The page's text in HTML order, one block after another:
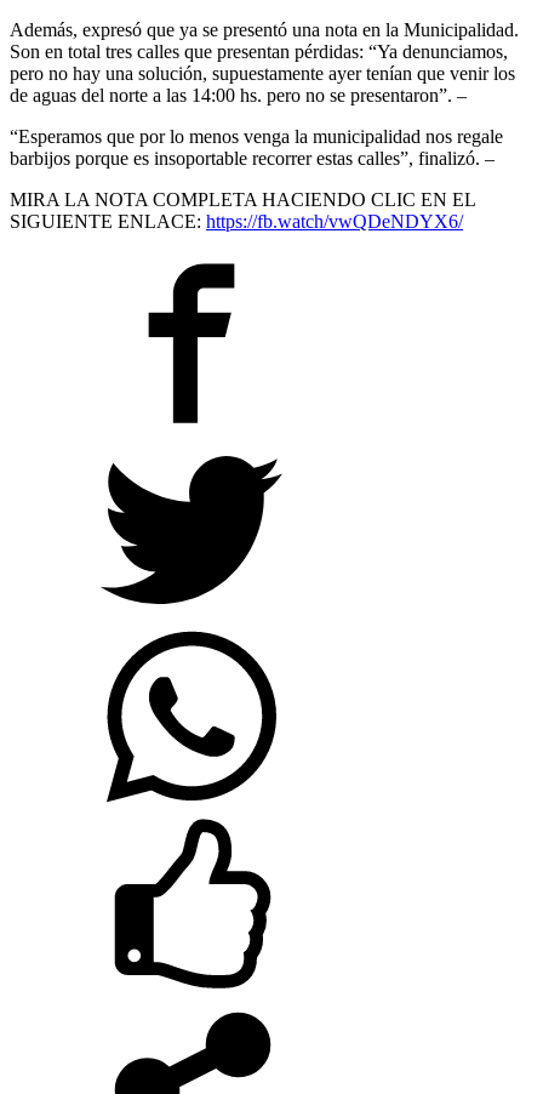
Además, expresó que ya se presentó una nota en la Municipalidad.
Son en total tres calles que presentan pérdidas: “Ya denunciamos,
pero no hay una solución, supuestamente ayer tenían que venir los
de aguas del norte a las 14:00 hs. pero no se presentaron”. –
“Esperamos que por lo menos venga la municipalidad nos regale
barbijos porque es insoportable recorrer estas calles”, finalizó. –
MIRA LA NOTA COMPLETA HACIENDO CLIC EN EL
SIGUIENTE ENLACE: https://fb.watch/vwQDeNDYX6/